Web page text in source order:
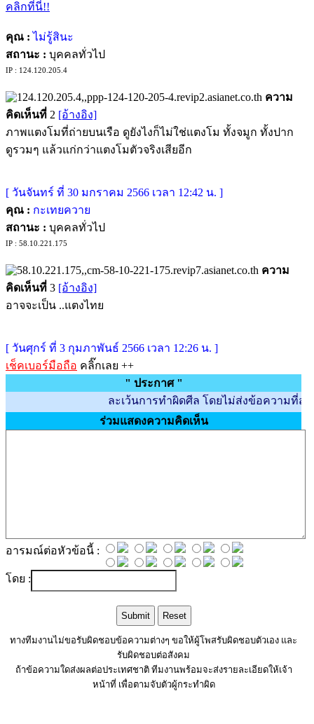
คลิกที่นี่!!
คุณ : ไม่รู้สินะ
สถานะ : บุคคลทั่วไป
IP : 124.120.205.4
ความ
คิดเห็นที่ 2 [อ้างอิง]
ภาพแตงโมที่ถ่ายบนเรือ ดูยังไงก็ไม่ใช่แตงโม ทั้งจมูก ทั้งปาก
ดูรวมๆ แล้วแก่กว่าแตงโมตัวจริงเสียอีก
[ วันจันทร์ ที่ 30 มกราคม 2566 เวลา 12:42 น. ]
คุณ : กะเทยควาย
สถานะ : บุคคลทั่วไป
IP : 58.10.221.175
ความ
คิดเห็นที่ 3 [อ้างอิง]
อาจจะเป็น ..แตงไทย
[ วันศุกร์ ที่ 3 กุมภาพันธ์ 2566 เวลา 12:26 น. ]
เช็คเบอร์มือถือ คลิ๊กเลย ++
" ประกาศ "
ละเว้นการทำผิดศีล โดยไม่ส่งข้อความที่สร้างคว
ร่วมแสดงความคิดเห็น
อารมณ์ต่อหัวข้อนี้ :
โดย :
ทางทีมงานไม่ขอรับผิดชอบข้อความต่างๆ ขอให้ผู้โพสรับผิดชอบตัวเอง และ
รับผิดชอบต่อสังคม
ถ้าข้อความใดส่งผลต่อประเทศชาติ ทีมงานพร้อมจะส่งรายละเอียดให้เจ้า
หน้าที่ เพื่อตามจับตัวผู้กระทำผิด